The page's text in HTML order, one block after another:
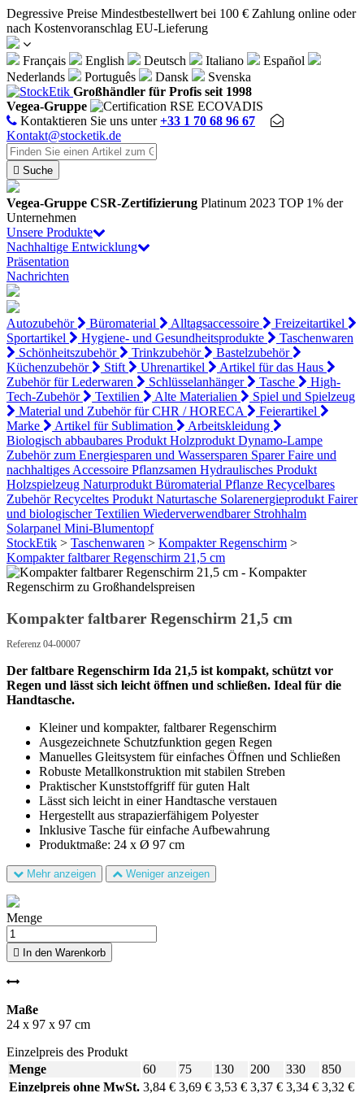
Degressive Preise Mindestbestellwert bei 100 € Zahlung online oder
nach Kostenvoranschlag EU-Lieferung
Français English Deutsch Italiano
Español
Nederlands
Português Dansk
Svenska
Großhändler für Profis seit 1998
Vegea-Gruppe
Kontaktieren Sie uns unter +33 1 70 68 96 67
Kontakt@stocketik.de
 Suche
Vegea-Gruppe CSR-Zertifizierung Platinum 2023 TOP 1% der
Unternehmen
Unsere Produkte
Nachhaltige Entwicklung
Präsentation
Nachrichten
Autozubehör Büromaterial Alltagsaccessoire
Freizeitartikel
Sportartikel
Hygiene- und Gesundheitsprodukte
Taschenwaren
Schönheitszubehör
Trinkzubehör
Bastelzubehör
Küchenzubehör
Stift Uhrenartikel
Artikel für das Haus
Zubehör für Lederwaren
Schlüsselanhänger Tasche
High-
Tech-Zubehör
Textilien Alte Materialien
Spiel und Spielzeug
Material und Zubehör für CHR / HORECA
Feierartikel
Marke
Artikel für Sublimation
Arbeitskleidung
Biologisch abbaubares Produkt Holzprodukt Dynamo-Lampe
Zubehör zum Energiesparen und Wassersparen SparerFaire und
nachhaltiges Accessoire Pflanzsamen Hydraulisches Produkt
Holzspielzeug Naturprodukt Büromaterial Pflanze Recycelbares
ZubehörRecyceltes Produkt Naturtasche Solarenergieprodukt Fairer
und biologischer Textilien Wiederverwendbarer Strohhalm
Solarpanel Mini-Blumentopf
StockEtik > Taschenwaren > Kompakter Regenschirm >
Kompakter faltbarer Regenschirm 21,5 cm
Kompakter faltbarer Regenschirm 21,5 cm
Referenz 04-00007
Der faltbare Regenschirm Ida 21,5 ist kompakt, schützt vor
Regen und lässt sich leicht öffnen und schließen. Ideal für die
Handtasche.
Kleiner und kompakter, faltbarer Regenschirm
Ausgezeichnete Schutzfunktion gegen Regen
Manuelles Gleitsystem für einfaches Öffnen und Schließen
Robuste Metallkonstruktion mit stabilen Streben
Praktischer Kunststoffgriff für guten Halt
Lässt sich leicht in einer Handtasche verstauen
Hergestellt aus strapazierfähigem Polyester
Inklusive Tasche für einfache Aufbewahrung
Produktmaße: 24 x Ø 97 cm
Mehr anzeigen Weniger anzeigen
Menge
 In den Warenkorb
Maße
24 x 97 x 97 cm
Einzelpreis des Produkt
Menge
60 75 130 200 330
850
Einzelpreis ohne MwSt. 3,84 € 3,69 € 3,53 € 3,37 € 3,34 € 3,32 €
Cookie-Einstellungen